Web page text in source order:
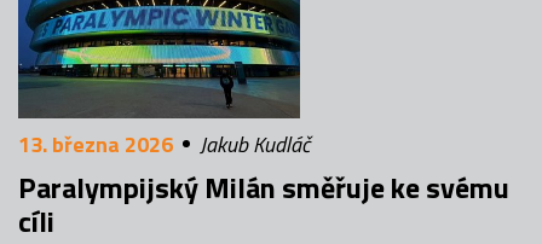
13. března 2026 Jakub Kudláč
Paralympijský Milán směřuje ke svému
cíli